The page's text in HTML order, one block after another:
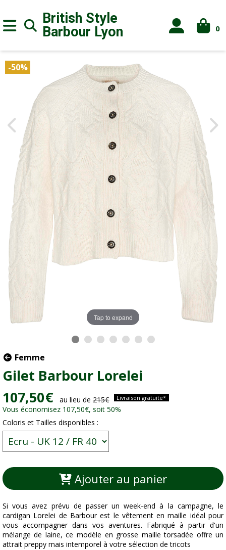
British Style
Barbour Lyon 0
Tap to expand
-50%
Femme
Gilet Barbour Lorelei
107,50€ au lieu de215€ Livraison gratuite*
Vous économisez 107,50€, soit 50%
Coloris et Tailles disponibles :
Ajouter au panier
Si vous avez prévu de passer un week-end à la campagne, le
cardigan Lorelei de Barbour est le vêtement en maille idéal pour
vous accompagner dans vos aventures. Fabriqué à partir d'un
mélange de laine, ce modèle en grosse maille torsadée offre un
attrait preppy mais intemporel à votre sélection de tricots